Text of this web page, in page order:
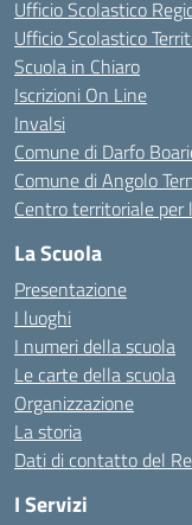
Ufficio Scolastico
Ufficio Scolastico
Scuola in Chiaro
Iscrizioni On Line
Invalsi
Comune di Darfo
Comune di Angolo
Centro territoriale per
La Scuola
Presentazione
I luoghi
I numeri della scuola
Le carte della scuola
Organizzazione
La storia
Dati di contatto del
I Servizi